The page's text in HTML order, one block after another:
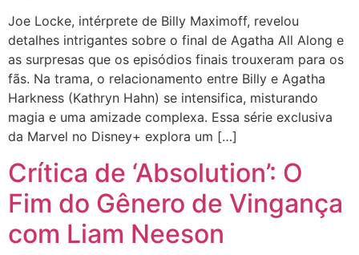
Joe Locke, intérprete de Billy Maximoff, revelou
detalhes intrigantes sobre o final de Agatha All Along e
as surpresas que os episódios finais trouxeram para os
fãs. Na trama, o relacionamento entre Billy e Agatha
Harkness (Kathryn Hahn) se intensifica, misturando
magia e uma amizade complexa. Essa série exclusiva
da Marvel no Disney+ explora um […]
Crítica de ‘Absolution’: O
Fim do Gênero de Vingança
com Liam Neeson